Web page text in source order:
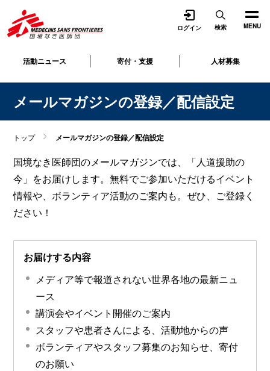
MENU
活動ニュース 寄付・支援 人材募集
ログイン 検索
トップ メールマガジンの登録／配信設定
メールマガジンの登録／配信設定
国境なき医師団のメールマガジンでは、「人道援助の
今」をお届けします。無料でご参加いただけるイベント
情報や、ボランティア活動のご案内も。ぜひ、ご登録く
ださい！
お届けする内容
メディア等で報道されない世界各地の最新ニュ
ース
講演会やイベント開催のご案内
スタッフや患者さんによる、活動地からの声
ボランティアやスタッフ募集のお知らせ、寄付
のお願い